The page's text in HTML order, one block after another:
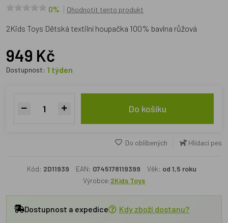
0% Ohodnotit tento produkt
2Kids Toys Dětská textilní houpačka 100% bavlna růžová
949 Kč
Dostupnost: 1 týden
Do košíku
Do oblíbených Hlídací pes
Kód: 2D11939 EAN: 0745178119399 Věk: od 1,5 roku
Výrobce:2Kids Toys
Dostupnost a expedice Kdy zboží dostanu?